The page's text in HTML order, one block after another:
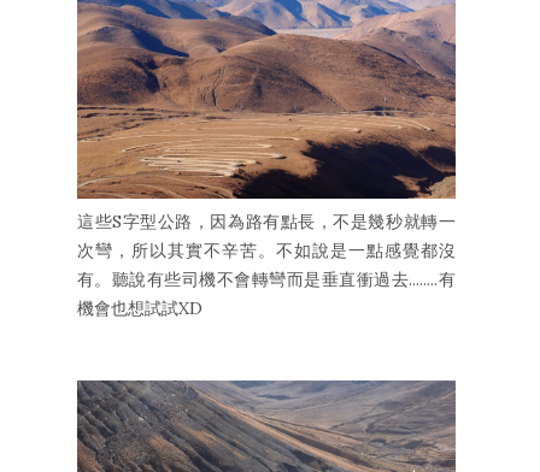
這些S字型公路，因為路有點長，不是幾秒就轉一
次彎，所以其實不辛苦。不如說是一點感覺都沒
有。聽說有些司機不會轉彎而是垂直衝過去........有
機會也想試試XD